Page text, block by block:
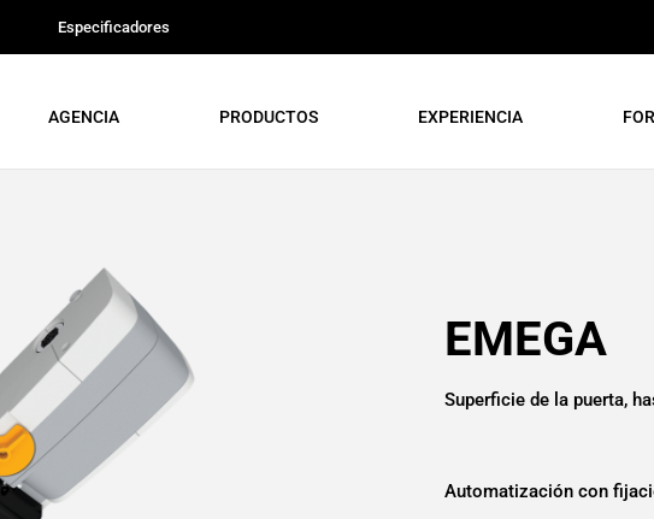
Especificadores
AGENCIA PRODUCTOS EXPERIENCIA
EMEGA
Superficie de la puerta,
Automatización con